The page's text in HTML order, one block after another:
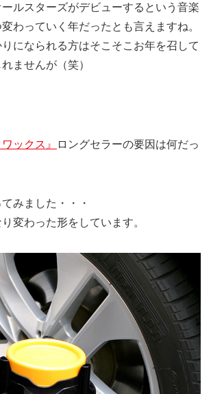
ルスターズがデビューするという音楽
わっていく年だったとも言えますね。
になられる方はそこそこお年を召して
ませんが（笑）
ックス』
ロングセラーの要因は何だっ
みました・・・
変わった形をしています。